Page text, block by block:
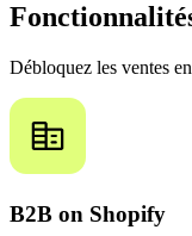
Débloquez les ventes
B2B on Shopify